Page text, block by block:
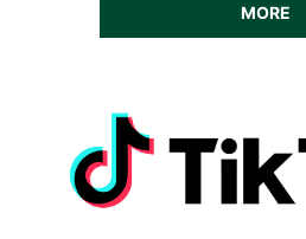
MORE